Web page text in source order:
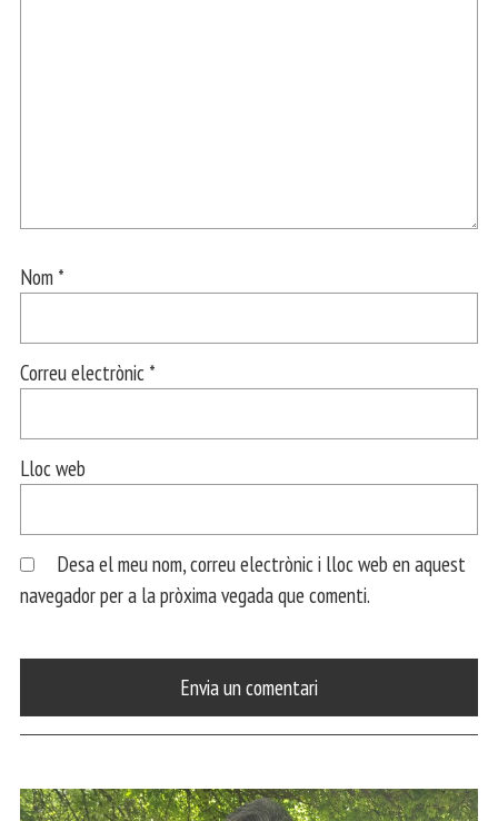
Nom *
Correu electrònic *
Lloc web
Desa el meu nom, correu electrònic i lloc web en aquest
navegador per a la pròxima vegada que comenti.